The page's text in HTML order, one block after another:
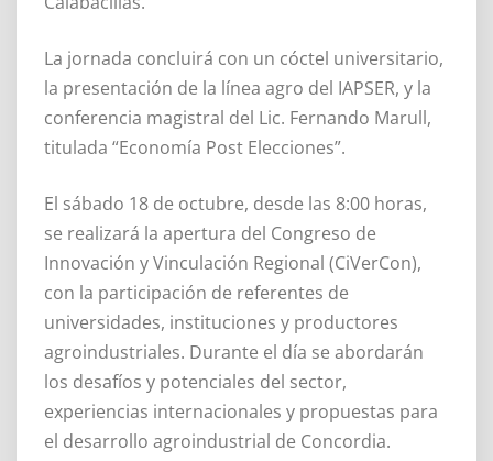
La jornada concluirá con un cóctel universitario,
la presentación de la línea agro del IAPSER, y la
conferencia magistral del Lic. Fernando Marull,
titulada “Economía Post Elecciones”.
El sábado 18 de octubre, desde las 8:00 horas,
se realizará la apertura del Congreso de
Innovación y Vinculación Regional (CiVerCon),
con la participación de referentes de
universidades, instituciones y productores
agroindustriales. Durante el día se abordarán
los desafíos y potenciales del sector,
experiencias internacionales y propuestas para
el desarrollo agroindustrial de Concordia.